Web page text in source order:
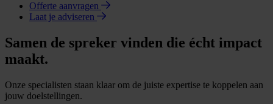
Offerte aanvragen
Laat je adviseren
Samen de spreker vinden die écht impact
maakt.
Onze specialisten staan klaar om de juiste expertise te koppelen aan
jouw doelstellingen.